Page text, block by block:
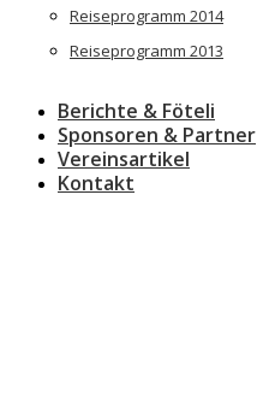
Reiseprogramm 2014
Reiseprogramm 2013
Berichte & Föteli
Sponsoren & Partner
Vereinsartikel
Kontakt